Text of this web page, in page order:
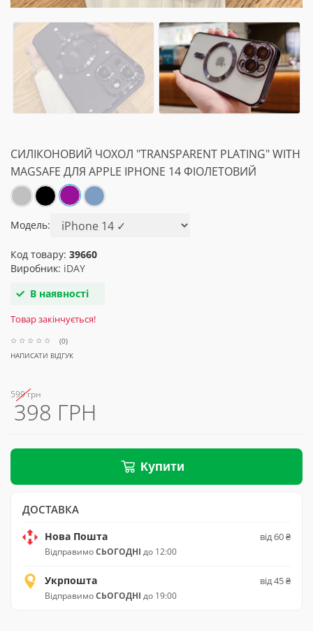
СИЛІКОНОВИЙ ЧОХОЛ "TRANSPARENT PLATING" WITH
MAGSAFE ДЛЯ APPLE IPHONE 14 ФІОЛЕТОВИЙ
Модель:
Код товару: 39660
Виробник: iDAY
В наявності
Товар закінчується!
(0)
НАПИСАТИ ВІДГУК
599 грн
398 ГРН
Купити
ДОСТАВКА
Нова Пошта
ВідправимоСЬОГОДНІ до 12:00
від 60 ₴
Укрпошта
ВідправимоСЬОГОДНІ до 19:00
від 45 ₴